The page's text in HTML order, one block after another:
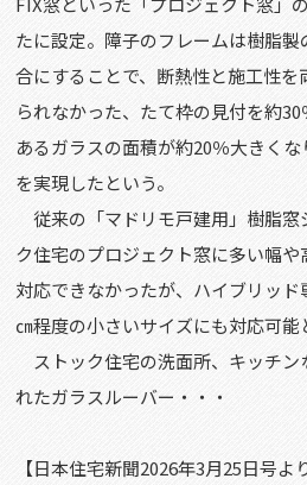
たに設定。障子のフレームは樹脂
合にすることで、断熱性と施工性
られなかった、たて枠の見付を約30
あるガラスの面積が約20％大きく
を実現したという。
従来の「マドリモ戸建用」樹脂窓
ク住宅のプロジェクト窓に多い幅
対応できなかったが、ハイブリッ
㎝程度の小さいサイズにも対応可能
ストック住宅の洗面所、キッチン
れたガラスルーバー・・・
【日本住宅新聞2026年3月25日号よ